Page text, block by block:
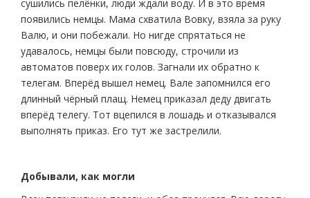
сушились пелёнки, люди ждали воду. И в это время
появились немцы. Мама схватила Вовку, взяла за руку
Валю, и они побежали. Но нигде спрятаться не
удавалось, немцы были повсюду, строчили из
автоматов поверх их голов. Загнали их обратно к
телегам. Вперёд вышел немец. Вале запомнился его
длинный чёрный плащ. Немец приказал деду двигать
вперёд телегу. Тот вцепился в лошадь и отказывался
выполнять приказ. Его тут же застрелили.
Добывали, как могли